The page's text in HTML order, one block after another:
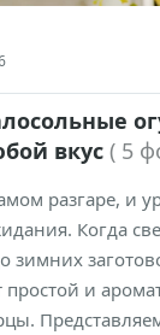
вкус ( 5
разгаре, и
Когда
зимних
и